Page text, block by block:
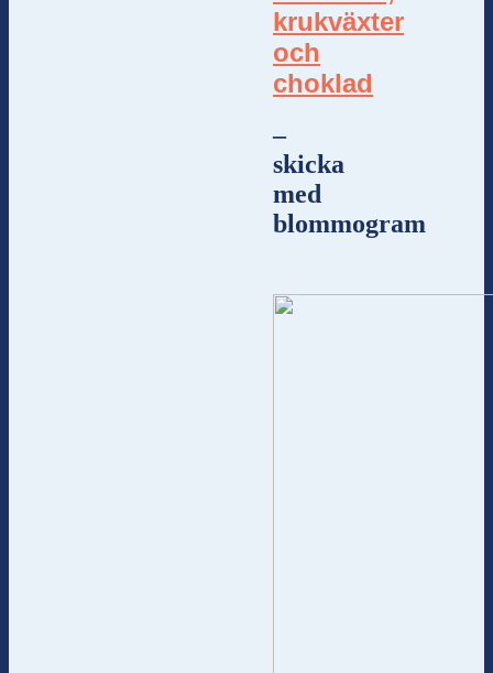
krukväxter
och
choklad
–
skicka
med
blommogram